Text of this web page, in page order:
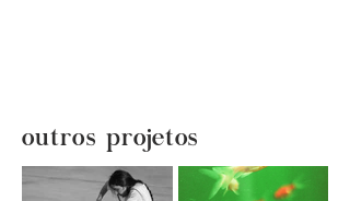
outros projetos